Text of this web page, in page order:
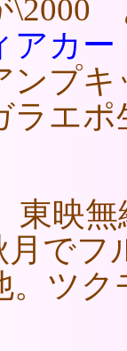
\2000
アカー
ンプキ
ラエポ
映無
月でフ
。ツ